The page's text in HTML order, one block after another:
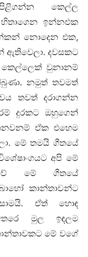
කෙල්ල
හිතාගෙන ඉන්නඑක
නොදෙන එක,
ඇතිවෙලා. දවසකට
වුනානම්
නමුත් තවමත්
තවත් දරාගන්න
දුරකට ඔහුගෙන්
ඒක එහෙම
මේ තමයි ගීතයේ
අපි මේ
මේ ගීතයේ
කාන්තාවන්ට
ඒත් හොඳ
මුල ඉඳලම
මේ වගේ